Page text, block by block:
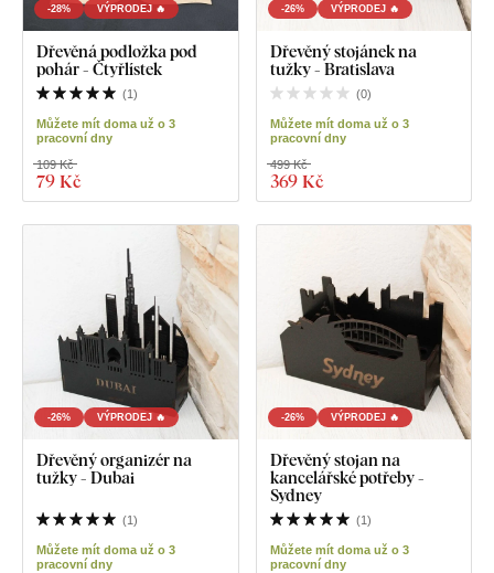
-28% VÝPRODEJ 🔥
Dřevěná podložka pod
pohár - Čtyřlístek
(1)
Můžete mít doma už o 3
pracovní dny
79 Kč
109 Kč
-26% VÝPRODEJ 🔥
Dřevěný stojánek na
tužky - Bratislava
(0)
Můžete mít doma už o 3
pracovní dny
369 Kč
499 Kč
-26% VÝPRODEJ 🔥
Dřevěný organizér na
tužky - Dubai
(1 )
Můžete mít doma už o 3
pracovní dny
-26% VÝPRODEJ 🔥
Dřevěný stojan na
kancelářské potřeby -
Sydney
(1 )
Můžete mít doma už o 3
pracovní dny